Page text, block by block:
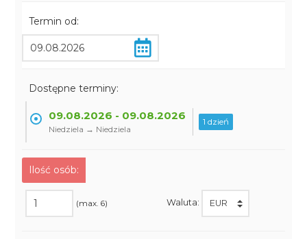
Termin od:
Dostępne terminy:
09.08.2026 - 09.08.2026
Niedziela → Niedziela
1 dzień
Ilość osób:
(max. 6) Waluta: